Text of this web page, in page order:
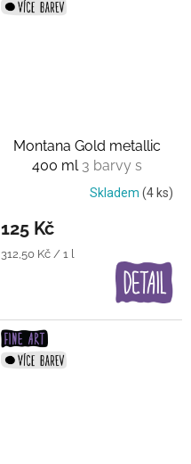
Montana Gold metallic
400 ml 3 barvy s
vysokým leskem+2 matné
Skladem (4 ks)
125 Kč
Měrná
312,50 Kč / 1 l